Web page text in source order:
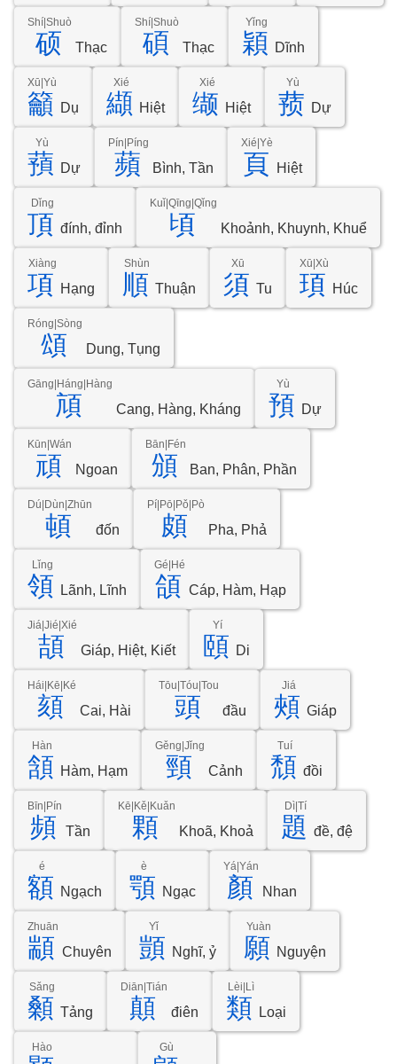
硕
Shí|Shuò
Thạc 碩
Shí|Shuò
Thạc 穎
Yǐng
Dĩnh
籲
Xū|Yù
Dụ 纈
Xié
Hiệt 缬
Xié
Hiệt 蓣
Yù
Dự
蕷
Yù
Dự 蘋
Pín|Píng
Bình, Tần 頁
Xié|Yè
Hiệt
頂
Dǐng
đính, đỉnh 頃
Kuǐ|Qīng|Qǐng
Khoảnh, Khuynh, Khuể
項
Xiàng
Hạng 順
Shùn
Thuận 須
Xū
Tu 頊
Xū|Xù
Húc
頌
Róng|Sòng
Dung, Tụng
頏
Gāng|Háng|Hàng
Cang, Hàng, Kháng 預
Yù
Dự
頑
Kūn|Wán
Ngoan 頒
Bān|Fén
Ban, Phân, Phần
頓
Dú|Dùn|Zhūn
đốn 頗
Pí|Pō|Pǒ|Pò
Pha, Phả
領
Lǐng
Lãnh, Lĩnh 頜
Gé|Hé
Cáp, Hàm, Hạp
頡
Jiá|Jié|Xié
Giáp, Hiệt, Kiết 頤
Yí
Di
頦
Hái|Kē|Ké
Cai, Hài 頭
Tōu|Tóu|Tou
đầu 頰
Jiá
Giáp
頷
Hàn
Hàm, Hạm 頸
Gěng|Jǐng
Cảnh 頹
Tuí
đồi
頻
Bīn|Pín
Tần 顆
Kē|Kě|Kuǎn
Khoã, Khoả 題
Dì|Tí
đề, đệ
額
é
Ngạch 顎
è
Ngạc 顏
Yá|Yán
Nhan
顓
Zhuān
Chuyên 顗
Yǐ
Nghĩ, ỷ 願
Yuàn
Nguyện
顙
Sǎng
Tảng 顛
Diān|Tián
điên 類
Lèi|Lì
Loại
Hào Gù